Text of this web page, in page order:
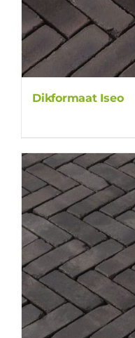
Dikformaat Iseo